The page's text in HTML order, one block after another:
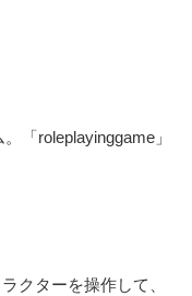
「roleplayinggame」
クターを操作して、